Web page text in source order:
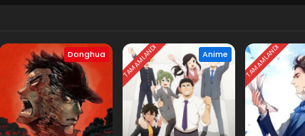
Donghua TAMAMLANDI Anime TAMAMLANDI